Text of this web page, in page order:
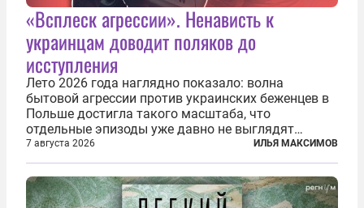
«Всплеск агрессии». Ненависть к
украинцам доводит поляков до
исступления
Лето 2026 года наглядно показало: волна
бытовой агрессии против украинских беженцев в
Польше достигла такого масштаба, что
отдельные эпизоды уже давно не выглядят
случайными. Поляки, судя по происходящему,
буквально теряют рассудок от ненависти к
украинским беженцам, и каждый новый случай
по-своему...
7 августа 2026 ИЛЬЯ МАКСИМОВ